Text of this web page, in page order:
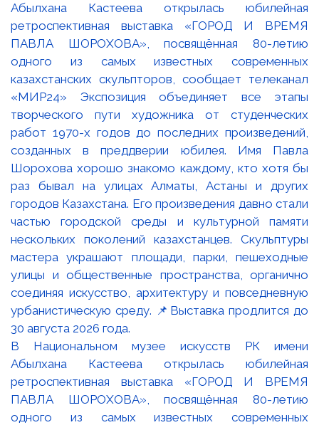
В Национальном музее искусств РК имени
Абылхана Кастеева открылась юбилейная
ретроспективная выставка «ГОРОД И ВРЕМЯ
ПАВЛА ШОРОХОВА», посвящённая 80-летию
одного из самых известных современных